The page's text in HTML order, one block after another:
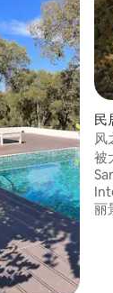
民
风
被
丽景色。 这栋